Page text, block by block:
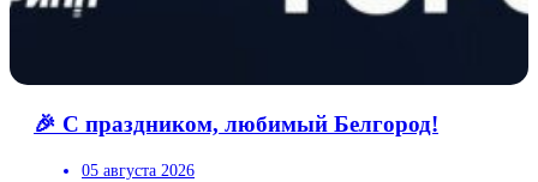
🎉 С праздником, любимый Белгород!
05 августа 2026